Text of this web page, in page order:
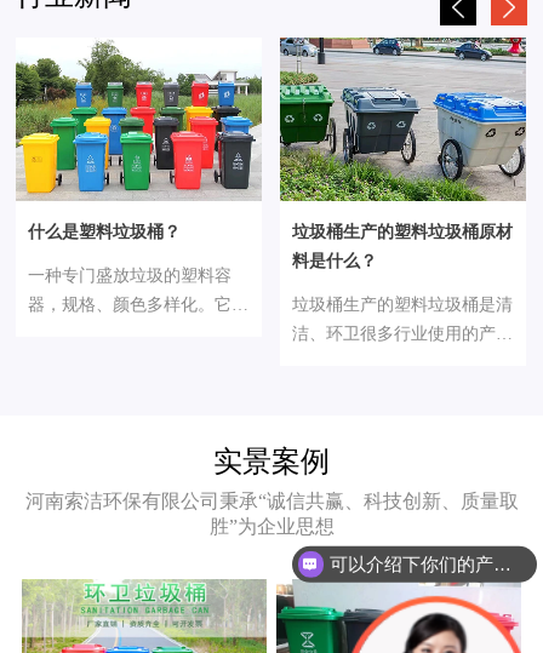
什么是塑料垃圾桶？
一种专门盛放垃圾的塑料容
器，规格、颜色多样化。它可
垃圾桶生产的塑料垃圾桶原材
料是什么？
垃圾桶生产的塑料垃圾桶是清
洁、环卫很多行业使用的产
实景案例
河南索洁环保有限公司秉承“诚信共赢、科技创新、质量取
胜”为企业思想
可以介绍下你们的产品么？
你们厂在哪里？